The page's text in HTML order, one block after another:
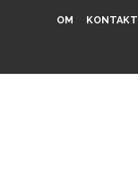
OM KONTAKT